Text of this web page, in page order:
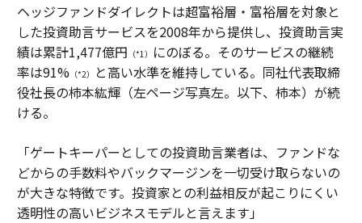
ヘッジファンドダイレクトは超富裕層・富裕層を対象と
した投資助言サービスを2008年から提供し、投資助言実
績は累計1,477億円 （*1） にのぼる。そのサービスの継続
率は91% （*2）
と高い水準を維持している。同社代表取締
役社長の柿本紘輝（左ページ写真左。以下、柿本）が続
ける。
「ゲートキーパーとしての投資助言業者は、ファンドな
どからの手数料やバックマージンを一切受け取らないの
が大きな特徴です。投資家との利益相反が起こりにくい
透明性の高いビジネスモデルと言えます」